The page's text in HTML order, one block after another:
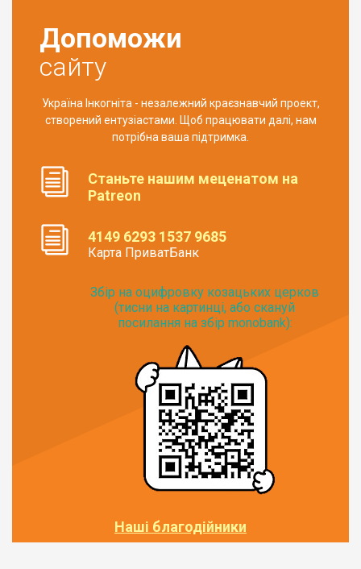
Допоможи
сайту
Україна Інкогніта - незалежний краєзнавчий проект,
створений ентузіастами. Щоб працювати далі, нам
потрібна ваша підтримка.
Станьте нашим меценатом на
Patreon
4149 6293 1537 9685
Карта ПриватБанк
Збір на оцифровку козацьких церков
(тисни на картинці, або скануй
посилання на збір monobank):
Наші благодійники